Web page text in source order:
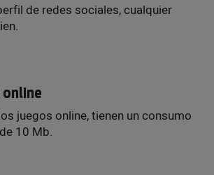
de redes sociales, cualquier
juegos online, tienen un consumo
10 Mb.